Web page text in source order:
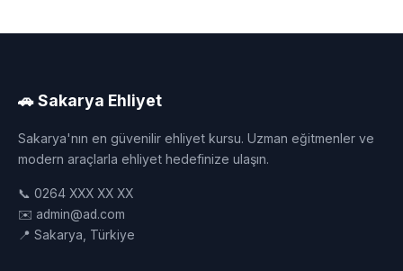
🚗 Sakarya Ehliyet
Sakarya'nın en güvenilir ehliyet kursu. Uzman eğitmenler ve
modern araçlarla ehliyet hedefinize ulaşın.
📞 0264 XXX XX XX
✉️ admin@ad.com
📍 Sakarya, Türkiye